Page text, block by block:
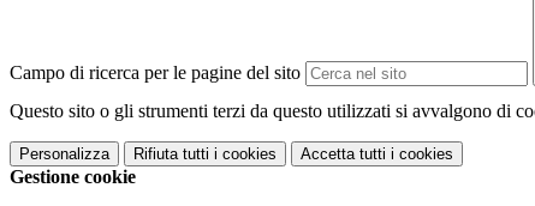
Campo di ricerca per le pagine del sito
Questo sito o gli strumenti terzi da questo utilizzati si avvalgono di
Personalizza Rifiuta tutti i cookies Accetta tutti i cookies
Gestione cookie